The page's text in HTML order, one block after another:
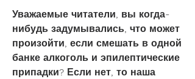
Уважаемые читатели, вы когда-
нибудь задумывались, что может
произойти, если смешать в одной
банке алкоголь и эпилептические
припадки? Если нет, то наша